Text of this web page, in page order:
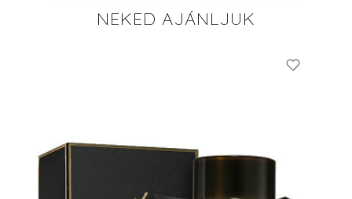
NEKED AJÁNLJUK